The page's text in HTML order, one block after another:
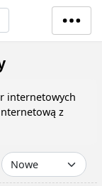
internetowych
z